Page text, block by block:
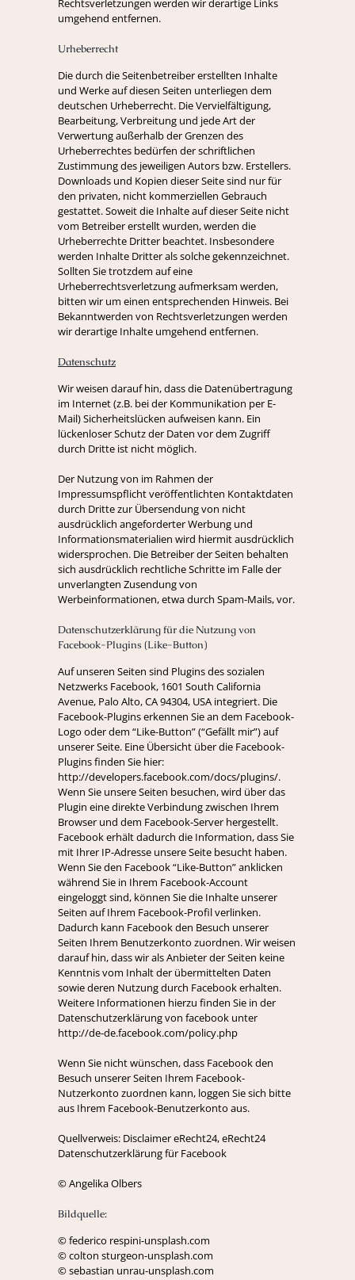
Rechtsverletzungen werden wir derartige Links
umgehend entfernen.
Urheberrecht
Die durch die Seitenbetreiber erstellten Inhalte
und Werke auf diesen Seiten unterliegen dem
deutschen Urheberrecht. Die Vervielfältigung,
Bearbeitung, Verbreitung und jede Art der
Verwertung außerhalb der Grenzen des
Urheberrechtes bedürfen der schriftlichen
Zustimmung des jeweiligen Autors bzw. Erstellers.
Downloads und Kopien dieser Seite sind nur für
den privaten, nicht kommerziellen Gebrauch
gestattet. Soweit die Inhalte auf dieser Seite nicht
vom Betreiber erstellt wurden, werden die
Urheberrechte Dritter beachtet. Insbesondere
werden Inhalte Dritter als solche gekennzeichnet.
Sollten Sie trotzdem auf eine
Urheberrechtsverletzung aufmerksam werden,
bitten wir um einen entsprechenden Hinweis. Bei
Bekanntwerden von Rechtsverletzungen werden
wir derartige Inhalte umgehend entfernen.
Datenschutz
Wir weisen darauf hin, dass die Datenübertragung
im Internet (z.B. bei der Kommunikation per E-
Mail) Sicherheitslücken aufweisen kann. Ein
lückenloser Schutz der Daten vor dem Zugriff
durch Dritte ist nicht möglich.
Der Nutzung von im Rahmen der
Impressumspflicht veröffentlichten Kontaktdaten
durch Dritte zur Übersendung von nicht
ausdrücklich angeforderter Werbung und
Informationsmaterialien wird hiermit ausdrücklich
widersprochen. Die Betreiber der Seiten behalten
sich ausdrücklich rechtliche Schritte im Falle der
unverlangten Zusendung von
Werbeinformationen, etwa durch Spam-Mails, vor.
Datenschutzerklärung für die Nutzung von
Facebook-Plugins (Like-Button)
Auf unseren Seiten sind Plugins des sozialen
Netzwerks Facebook, 1601 South California
Avenue, Palo Alto, CA 94304, USA integriert. Die
Facebook-Plugins erkennen Sie an dem Facebook-
Logo oder dem “Like-Button” (“Gefällt mir”) auf
unserer Seite. Eine Übersicht über die Facebook-
Plugins finden Sie hier:
http://developers.facebook.com/docs/plugins/.
Wenn Sie unsere Seiten besuchen, wird über das
Plugin eine direkte Verbindung zwischen Ihrem
Browser und dem Facebook-Server hergestellt.
Facebook erhält dadurch die Information, dass Sie
mit Ihrer IP-Adresse unsere Seite besucht haben.
Wenn Sie den Facebook “Like-Button” anklicken
während Sie in Ihrem Facebook-Account
eingeloggt sind, können Sie die Inhalte unserer
Seiten auf Ihrem Facebook-Profil verlinken.
Dadurch kann Facebook den Besuch unserer
Seiten Ihrem Benutzerkonto zuordnen. Wir weisen
darauf hin, dass wir als Anbieter der Seiten keine
Kenntnis vom Inhalt der übermittelten Daten
sowie deren Nutzung durch Facebook erhalten.
Weitere Informationen hierzu finden Sie in der
Datenschutzerklärung von facebook unter
http://de-de.facebook.com/policy.php
Wenn Sie nicht wünschen, dass Facebook den
Besuch unserer Seiten Ihrem Facebook-
Nutzerkonto zuordnen kann, loggen Sie sich bitte
aus Ihrem Facebook-Benutzerkonto aus.
Quellverweis: Disclaimer eRecht24, eRecht24
Datenschutzerklärung für Facebook
© Angelika Olbers
Bildquelle:
© federico respini-unsplash.com
© colton sturgeon-unsplash.com
© sebastian unrau-unsplash.com